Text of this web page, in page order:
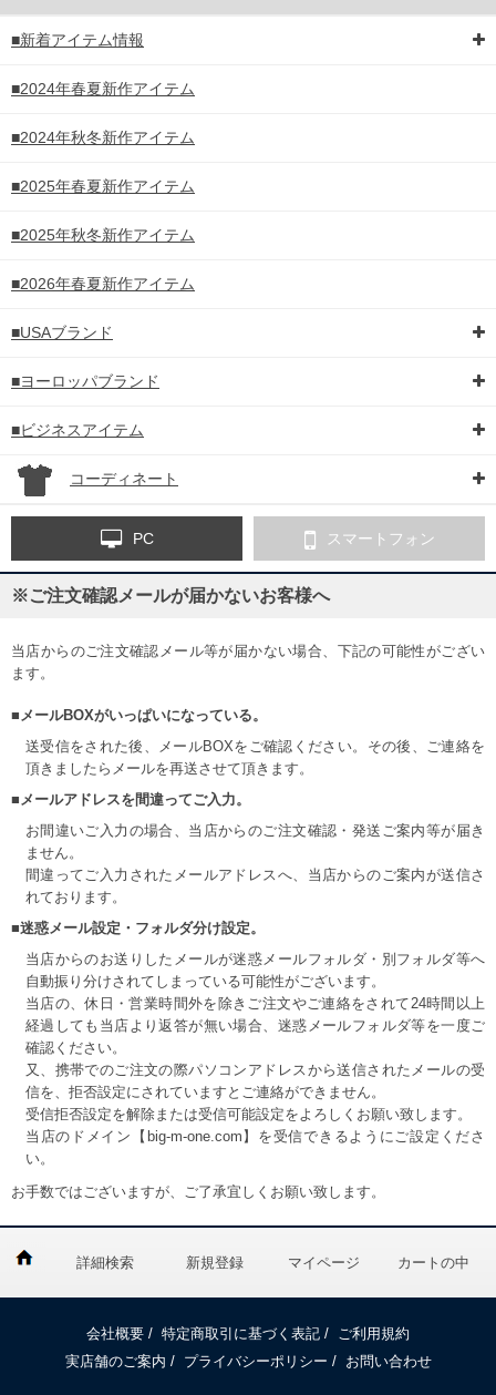
■新着アイテム情報
■2024年春夏新作アイテム
■2024年秋冬新作アイテム
■2025年春夏新作アイテム
■2025年秋冬新作アイテム
■2026年春夏新作アイテム
■USAブランド
■ヨーロッパブランド
■ビジネスアイテム
コーディネート
PC スマートフォン
※ご注文確認メールが届かないお客様へ
当店からのご注文確認メール等が届かない場合、下記の可能性がござい
ます。
■メールBOXがいっぱいになっている。
送受信をされた後、メールBOXをご確認ください。その後、ご連絡を
頂きましたらメールを再送させて頂きます。
■メールアドレスを間違ってご入力。
お間違いご入力の場合、当店からのご注文確認・発送ご案内等が届き
ません。
間違ってご入力されたメールアドレスへ、当店からのご案内が送信さ
れております。
■迷惑メール設定・フォルダ分け設定。
当店からのお送りしたメールが迷惑メールフォルダ・別フォルダ等へ
自動振り分けされてしまっている可能性がございます。
当店の、休日・営業時間外を除きご注文やご連絡をされて24時間以上
経過しても当店より返答が無い場合、迷惑メールフォルダ等を一度ご
確認ください。
又、携帯でのご注文の際パソコンアドレスから送信されたメールの受
信を、拒否設定にされていますとご連絡ができません。
受信拒否設定を解除または受信可能設定をよろしくお願い致します。
当店のドメイン【big-m-one.com】を受信できるようにご設定くださ
い。
お手数ではございますが、ご了承宜しくお願い致します。
詳細検索 新規登録 マイページ カートの中
会社概要 / 特定商取引に基づく表記 /
ご利用規約
実店舗のご案内 / プライバシーポリシー / お問い合わせ